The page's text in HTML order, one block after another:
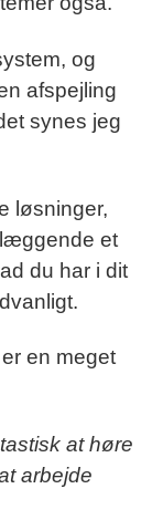
og
afspejling
synes jeg
løsninger,
et
du har i dit
en meget
at høre
arbejde